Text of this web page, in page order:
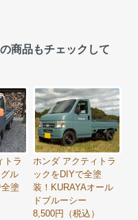
商品もチェックして
トラ
ル
塗
ホンダ アクティトラ
ックをDIYで全塗
装！KURAYAオール
ドブルーシー
8,500円（税込）